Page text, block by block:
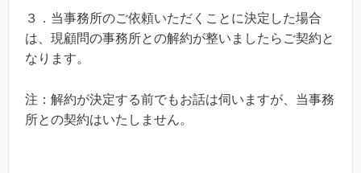
３．当事務所のご依頼いただくことに決定した場合
は、現顧問の事務所との解約が整いましたらご契約と
なります。
注：解約が決定する前でもお話は伺いますが、当事務
所との契約はいたしません。